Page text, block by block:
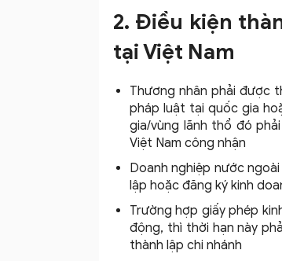
2. Điều kiện
tại Việt Nam
Thương nhân phải được
pháp luật tại quốc gia
gia/vùng lãnh thổ đó
Việt Nam công nhận
Doanh nghiệp nước
lập hoặc đăng ký kinh
Trường hợp giấy phép
động, thì thời hạn này
thành lập chi nhánh